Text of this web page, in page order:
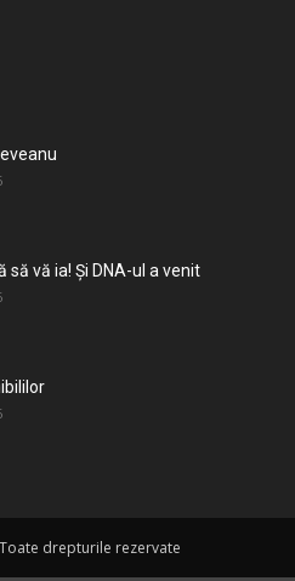
să vă ia! Și DNA-ul a venit
drepturile rezervate